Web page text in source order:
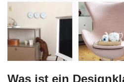
Was ist ein